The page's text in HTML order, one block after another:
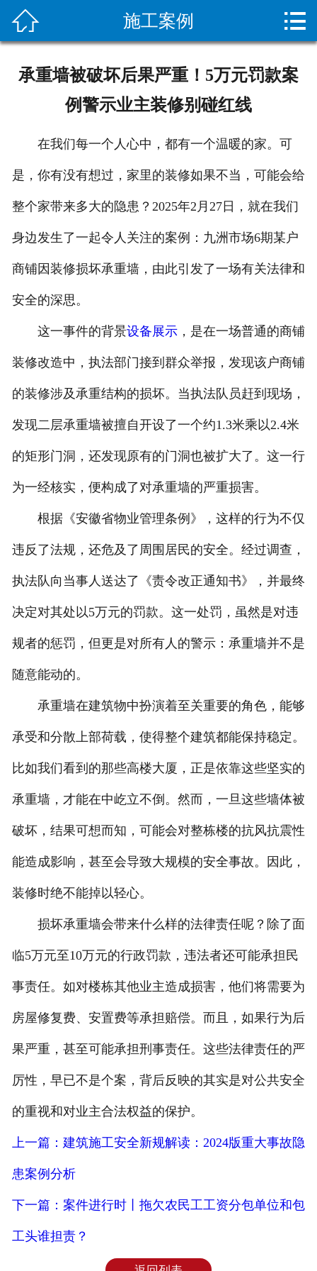
设备展示
疏通常识
客户留言
 施工案例 
承重墙被破坏后果严重！5万元罚款案
例警示业主装修别碰红线
在我们每一个人心中，都有一个温暖的家。可
是，你有没有想过，家里的装修如果不当，可能会给
整个家带来多大的隐患？2025年2月27日，就在我们
身边发生了一起令人关注的案例：九洲市场6期某户
商铺因装修损坏承重墙，由此引发了一场有关法律和
安全的深思。
这一事件的背景设备展示，是在一场普通的商铺
装修改造中，执法部门接到群众举报，发现该户商铺
的装修涉及承重结构的损坏。当执法队员赶到现场，
发现二层承重墙被擅自开设了一个约1.3米乘以2.4米
的矩形门洞，还发现原有的门洞也被扩大了。这一行
为一经核实，便构成了对承重墙的严重损害。
根据《安徽省物业管理条例》，这样的行为不仅
违反了法规，还危及了周围居民的安全。经过调查，
执法队向当事人送达了《责令改正通知书》，并最终
决定对其处以5万元的罚款。这一处罚，虽然是对违
规者的惩罚，但更是对所有人的警示：承重墙并不是
随意能动的。
承重墙在建筑物中扮演着至关重要的角色，能够
承受和分散上部荷载，使得整个建筑都能保持稳定。
比如我们看到的那些高楼大厦，正是依靠这些坚实的
承重墙，才能在中屹立不倒。然而，一旦这些墙体被
破坏，结果可想而知，可能会对整栋楼的抗风抗震性
能造成影响，甚至会导致大规模的安全事故。因此，
装修时绝不能掉以轻心。
损坏承重墙会带来什么样的法律责任呢？除了面
临5万元至10万元的行政罚款，违法者还可能承担民
事责任。如对楼栋其他业主造成损害，他们将需要为
房屋修复费、安置费等承担赔偿。而且，如果行为后
果严重，甚至可能承担刑事责任。这些法律责任的严
厉性，早已不是个案，背后反映的其实是对公共安全
的重视和对业主合法权益的保护。
上一篇：建筑施工安全新规解读：2024版重大事故隐
患案例分析
下一篇：案件进行时丨拖欠农民工工资分包单位和包
工头谁担责？